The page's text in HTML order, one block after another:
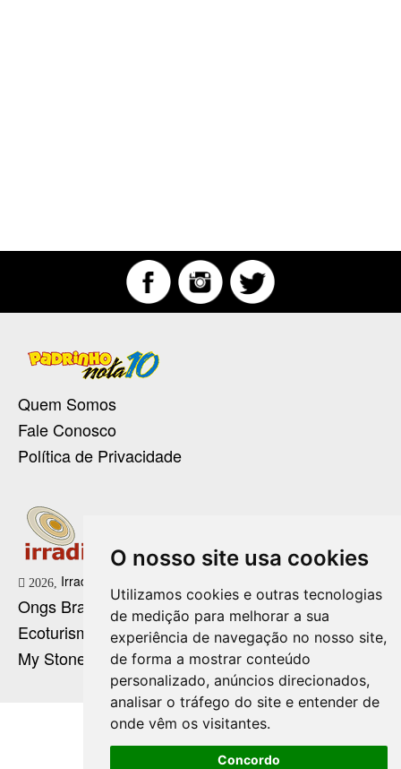
O nosso site usa cookies
Utilizamos cookies e outras tecnologias
de medição para melhorar a sua
experiência de navegação no nosso site,
de forma a mostrar conteúdo
personalizado, anúncios direcionados,
analisar o tráfego do site e entender de
onde vêm os visitantes.
Concordo
Quem Somos
Fale Conosco
Política de Privacidade
2026, Irradie Marketing Digital
Ongs Brasil
Ecoturismo no Brasil
My Stone Cristaloterapia